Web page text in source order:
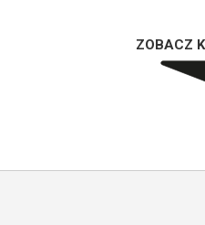
ZOBACZ